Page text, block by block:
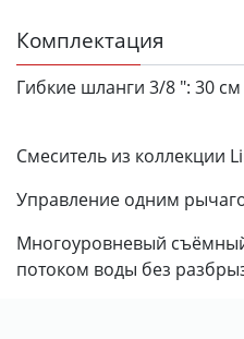
Комплектация
Гибкие шланги 3/8 ": 30 см
Смеситель из коллекции
Управление одним
Многоуровневый
потоком воды без